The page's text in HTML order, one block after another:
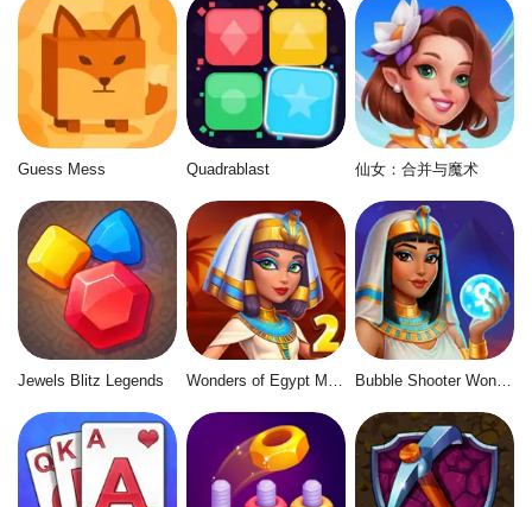
Guess Mess Quadrablast 仙女：合并与魔术
Jewels Blitz Legends Wonders of Egypt Match 2 Bubble Shooter Wonders of Egypt